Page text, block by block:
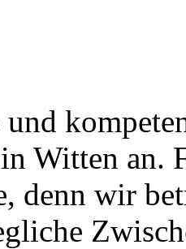
Witten an.
denn wir